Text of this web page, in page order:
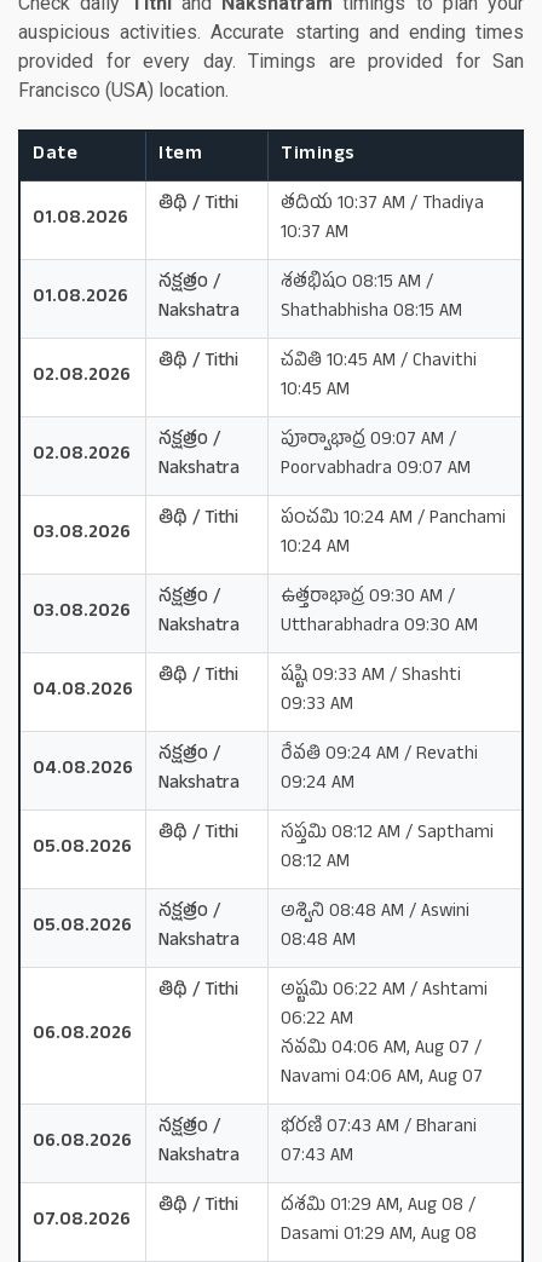
auspicious activities. Accurate starting and ending times
provided for every day. Timings are provided for San
Francisco (USA) location.
Date Item Timings
01.08.2026
తిథి / Tithi
తదియ 10:37 AM / Thadiya
10:37 AM
01.08.2026
నక్షత్రం /
Nakshatra
శతభిషం 08:15 AM /
Shathabhisha 08:15 AM
02.08.2026
తిథి / Tithi
చవితి 10:45 AM / Chavithi
10:45 AM
02.08.2026
నక్షత్రం /
Nakshatra
పూర్వాభాద్ర 09:07 AM /
Poorvabhadra 09:07 AM
03.08.2026
తిథి / Tithi
పంచమి 10:24 AM / Panchami
10:24 AM
03.08.2026
నక్షత్రం /
Nakshatra
ఉత్తరాభాద్ర 09:30 AM /
Uttharabhadra 09:30 AM
04.08.2026
తిథి / Tithi
షష్టి 09:33 AM / Shashti
09:33 AM
04.08.2026
నక్షత్రం /
Nakshatra
రేవతి 09:24 AM / Revathi
09:24 AM
05.08.2026
తిథి / Tithi
సప్తమి 08:12 AM / Sapthami
08:12 AM
05.08.2026
నక్షత్రం /
Nakshatra
అశ్విని 08:48 AM / Aswini
08:48 AM
06.08.2026
తిథి / Tithi
అష్టమి 06:22 AM / Ashtami
06:22 AM
నవమి 04:06 AM, Aug 07 /
Navami 04:06 AM, Aug 07
06.08.2026
నక్షత్రం /
Nakshatra
భరణి 07:43 AM / Bharani
07:43 AM
07.08.2026
తిథి / Tithi
దశమి 01:29 AM, Aug 08 /
Dasami 01:29 AM, Aug 08